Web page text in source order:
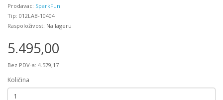
Prodavac: SparkFun
Tip: 012LAB-10404
Raspoloživost: Na lageru
5.495,00
Bez PDV-a: 4.579,17
Količina